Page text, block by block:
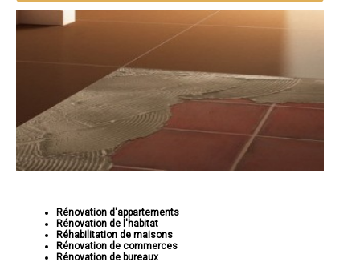
Rénovation d'appartements
Rénovation de l'habitat
Réhabilitation de maisons
Rénovation de commerces
Rénovation de bureaux